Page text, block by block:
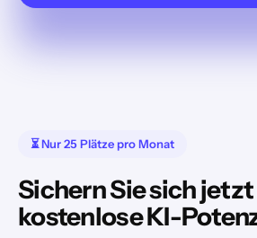
⏳ Nur 25 Plätze pro Monat
Sichern Sie sich jetzt
kostenlose KI-